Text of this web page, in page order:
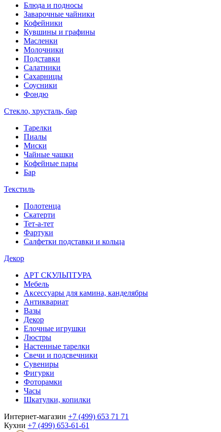
Блюда и подносы
Заварочные чайники
Кофейники
Кувшины и графины
Масленки
Молочники
Подставки
Салатники
Сахарницы
Соусники
Фондю
Стекло, хрусталь, бар
Тарелки
Пиалы
Миски
Чайные чашки
Кофейные пары
Бар
Текстиль
Полотенца
Скатерти
Тет-а-тет
Фартуки
Салфетки подставки и кольца
Декор
АРТ СКУЛЬПТУРА
Мебель
Аксессуары для камина, канделябры
Антиквариат
Вазы
Декор
Елочные игрушки
Люстры
Настенные тарелки
Свечи и подсвечники
Сувениры
Фигурки
Фоторамки
Часы
Шкатулки, копилки
Интернет-магазин +7 (499) 653 71 71
Кухни +7 (499) 653-61-61